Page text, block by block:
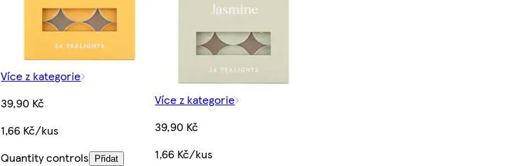
Více z kategorie
39,90 Kč
1,66 Kč/kus
Quantity controls Přidat
Více z kategorie
39,90 Kč
1,66 Kč/kus